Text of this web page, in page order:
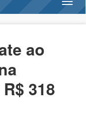
ao
318